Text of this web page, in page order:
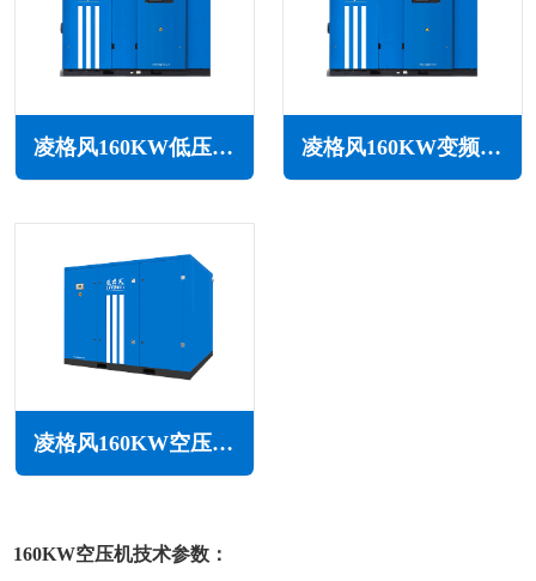
凌格风160KW低压空压机LS LP系列 凌格风160KW变频低压空压机LSV LP系列
凌格风160KW空压机LS系列
160KW空压机技术参数：